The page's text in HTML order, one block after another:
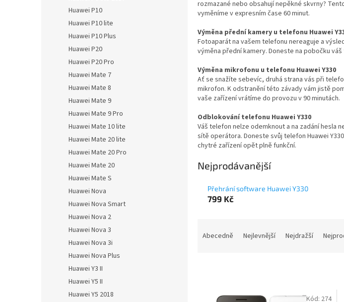
Huawei P10
Huawei P10 lite
Huawei P10 Plus
Huawei P20
Huawei P20 Pro
Huawei Mate 7
Huawei Mate 8
Huawei Mate 9
Huawei Mate 9 Pro
Huawei Mate 10 lite
Huawei Mate 20 lite
Huawei Mate 20 Pro
Huawei Mate 20
Huawei Mate S
Huawei Nova
Huawei Nova Smart
Huawei Nova 2
Huawei Nova 3
Huawei Nova 3i
Huawei Nova Plus
Huawei Y3 II
Huawei Y5 II
Huawei Y5 2018
rozmazané nebo obsahují nepěkné skvrny?
vyměníme v expresním čase 60 minut.
Výměna přední kamery u telefonu Huawei
Fotoaparát na vašem telefonu nereaguje a
výměna přední kamery. Doneste na pobočku
Výměna mikrofonu u telefonu Huawei Y330
Ať se snažíte sebevíc, druhá strana vás při
mikrofon. K odstranění této závady vám jistě
vaše zařízení vrátíme do provozu v 90 minutách.
Odblokování telefonu Huawei Y330
Váš telefon nelze odemknout a na zadání hesla
sítě operátora. Doneste svůj telefon Huawei
chytré zařízení opět plně funkční.
Nejprodávanější
Přehrání software Huawei Y330
799 Kč
Abecedně Nejlevnější Nejdražší
Kód: 274